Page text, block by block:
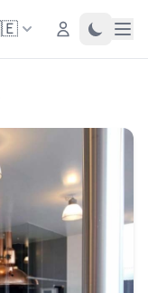
Login Toggle